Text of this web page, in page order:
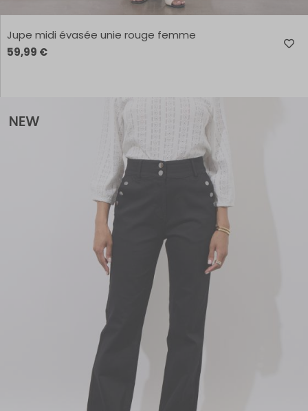
Jupe midi évasée unie rouge femme
59,99 €